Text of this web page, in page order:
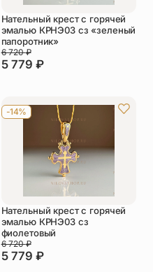
Нательный крест с горячей
эмалью КРНЭ03 сз «зеленый
папоротник»
5 779 ₽
6 720₽
-14%
Нательный крест с горячей
эмалью КРНЭ03 сз
фиолетовый
5 779 ₽
6 720₽